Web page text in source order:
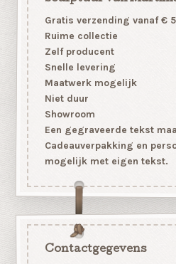
Gratis verzending vanaf €
Ruime collectie
Zelf producent
Snelle levering
Maatwerk mogelijk
Niet duur
Showroom
Een gegraveerde tekst
Cadeauverpakking en
mogelijk met eigen tekst.
Contactgegevens